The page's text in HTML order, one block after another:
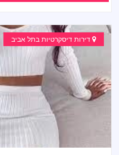
דירות דיסקרטיות בתל אביב